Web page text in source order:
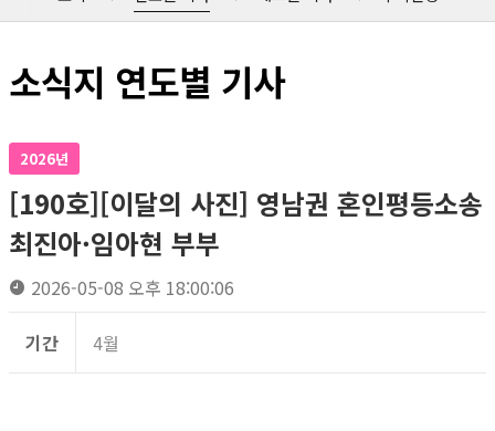
소식지 연도별 기사
2026년
[190호][이달의 사진] 영남권 혼인평등소송
최진아·임아현 부부
2026-05-08 오후 18:00:06
기간 4월